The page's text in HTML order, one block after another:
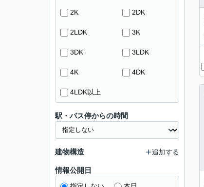
2K 2DK
2LDK 3K
3DK 3LDK
4K 4DK
4LDK以上
駅・バス停からの時間
建物構造 追加する
情報公開日